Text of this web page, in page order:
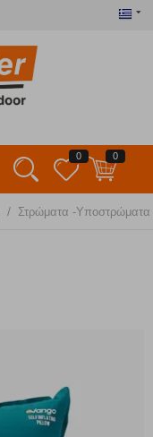
0 0
/ Στρώματα -Υποστρώματα